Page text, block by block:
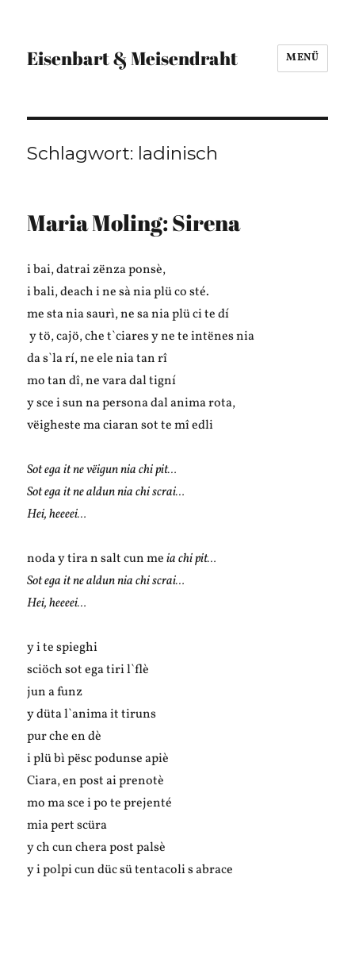
Eisenbart & Meisendraht MENÜ
Schlagwort: ladinisch
Maria Moling: Sirena
i bai, datrai zënza ponsè,
i bali, deach i ne sà nia plü co sté.
me sta nia saurì, ne sa nia plü ci te dí
y tö, cajö, che t`ciares y ne te intënes nia
da s`la rí, ne ele nia tan rî
mo tan dî, ne vara dal tigní
y sce i sun na persona dal anima rota,
vëigheste ma ciaran sot te mî edli
Sot ega it ne vëigun nia chi pit…
Sot ega it ne aldun nia chi scrai…
Hei, heeeei…
noda y tira n salt cun meia chi pit…
Sot ega it ne aldun nia chi scrai…
Hei, heeeei…
y i te spieghi
sciöch sot ega tiri l`flè
jun a funz
y düta l`anima it tiruns
pur che en dè
i plü bì pësc podunse apiè
Ciara, en post ai prenotè
mo ma sce i po te prejenté
mia pert scüra
y ch cun chera post palsè
y i polpi cun düc sü tentacoli s abrace